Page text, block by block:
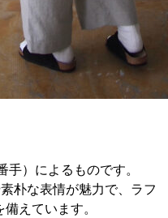
）によるものです。
朴な表情が魅力で、ラフ
えています。